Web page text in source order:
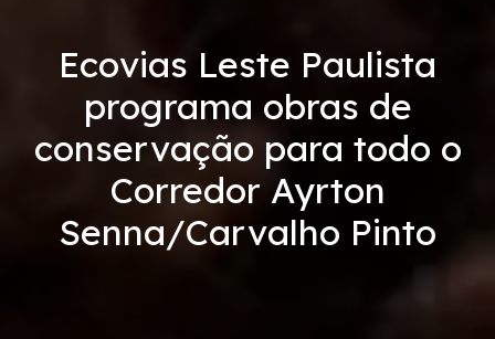
Condições da Via
Serviços
Tarifas de Pedágio
Ecovias Leste Paulista
programa obras de
conservação para todo o
Corredor Ayrton
Senna/Carvalho Pinto